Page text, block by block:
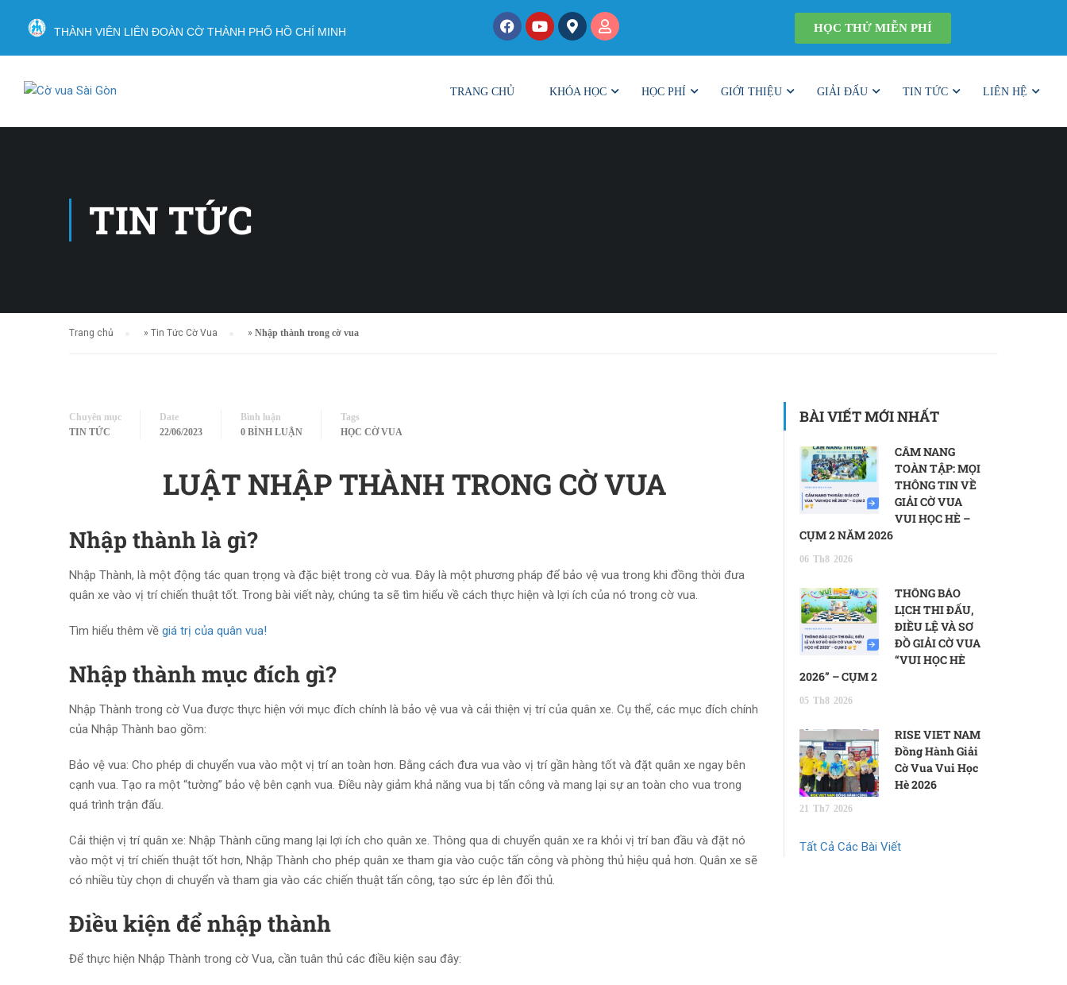
THÀNH VIÊN LIÊN ĐOÀN CỜ THÀNH PHỐ HỒ CHÍ MINH HỌC THỬ MIỄN PHÍ
TRANG CHỦ KHÓA HỌC HỌC PHÍ GIỚI THIỆU GIẢI ĐẤU TIN TỨC LIÊN HỆ
TIN TỨC
Trang chủ » Tin Tức Cờ Vua » Nhập thành trong cờ vua
Chuyên mục
TIN TỨC
Date
22/06/2023
Bình luận
0 BÌNH LUẬN
Tags
HỌC CỜ VUA
LUẬT NHẬP THÀNH TRONG CỜ VUA
Nhập thành là gì?
Nhập Thành, là một động tác quan trọng và đặc biệt trong cờ vua. Đây là một phương pháp để bảo vệ vua trong khi đồng thời đưa
quân xe vào vị trí chiến thuật tốt. Trong bài viết này, chúng ta sẽ tìm hiểu về cách thực hiện và lợi ích của nó trong cờ vua.
Tìm hiểu thêm về giá trị của quân vua!
Nhập thành mục đích gì?
Nhập Thành trong cờ Vua được thực hiện với mục đích chính là bảo vệ vua và cải thiện vị trí của quân xe. Cụ thể, các mục đích chính
của Nhập Thành bao gồm:
Bảo vệ vua: Cho phép di chuyển vua vào một vị trí an toàn hơn. Bằng cách đưa vua vào vị trí gần hàng tốt và đặt quân xe ngay bên
cạnh vua. Tạo ra một “tường” bảo vệ bên cạnh vua. Điều này giảm khả năng vua bị tấn công và mang lại sự an toàn cho vua trong
quá trình trận đấu.
Cải thiện vị trí quân xe: Nhập Thành cũng mang lại lợi ích cho quân xe. Thông qua di chuyển quân xe ra khỏi vị trí ban đầu và đặt nó
vào một vị trí chiến thuật tốt hơn, Nhập Thành cho phép quân xe tham gia vào cuộc tấn công và phòng thủ hiệu quả hơn. Quân xe sẽ
có nhiều tùy chọn di chuyển và tham gia vào các chiến thuật tấn công, tạo sức ép lên đối thủ.
Điều kiện để nhập thành
Để thực hiện Nhập Thành trong cờ Vua, cần tuân thủ các điều kiện sau đây:
BÀI VIẾT MỚI NHẤT
CẨM NANG
TOÀN TẬP: MỌI
THÔNG TIN VỀ
GIẢI CỜ VUA
VUI HỌC HÈ –
CỤM 2 NĂM 2026
06 Th8 2026
THÔNG BÁO
LỊCH THI ĐẤU,
ĐIỀU LỆ VÀ SƠ
ĐỒ GIẢI CỜ VUA
“VUI HỌC HÈ
2026” – CỤM 2
05 Th8 2026
RISE VIET NAM
Đồng Hành Giải
Cờ Vua Vui Học
Hè 2026
21 Th7 2026
Tất Cả Các Bài Viết